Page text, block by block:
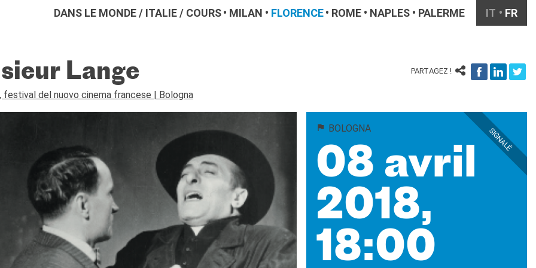
DANS LE MONDE/ ITALIE/ COURS MILAN FLORENCE ROME NAPLES PALERME IT FR
Lange PARTAGEZ !
festival del nuovo cinema francese | Bologna
BOLOGNA
08 avril
2018,
18:00
SIGNALÉ